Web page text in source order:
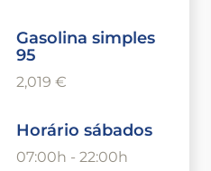
Gasolina simples
95
2,019 €
Horário sábados
07:00h - 22:00h